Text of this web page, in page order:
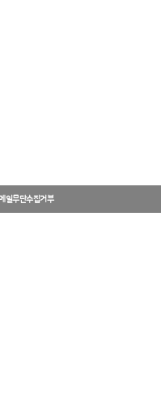
일무단수집거부